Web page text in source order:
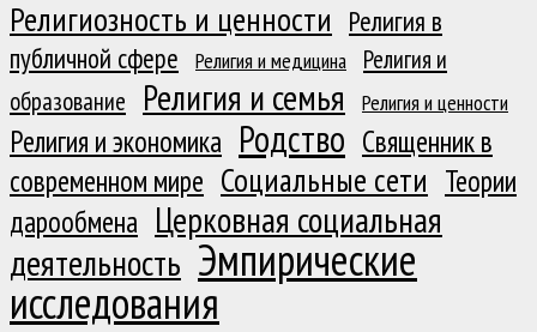
Религиозность и ценности Религия в
публичной сфере
Религия и медицина
Религия и
образование
Религия и семья Религия и ценности
Религия и экономика Родство Священник в
современном мире Социальные сети Теории
дарообмена Церковная социальная
деятельность Эмпирические
исследования